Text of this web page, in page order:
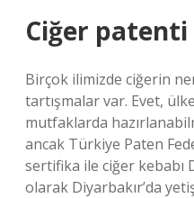
Ciğer
Birçok ilimizde ciğerin
tartışmalar var. Evet,
mutfaklarda
ancak Türkiye Paten
sertifika ile ciğer kebabı
olarak Diyarbakır’da